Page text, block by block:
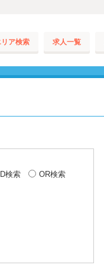
ア検索 求人一覧
検索 OR検索